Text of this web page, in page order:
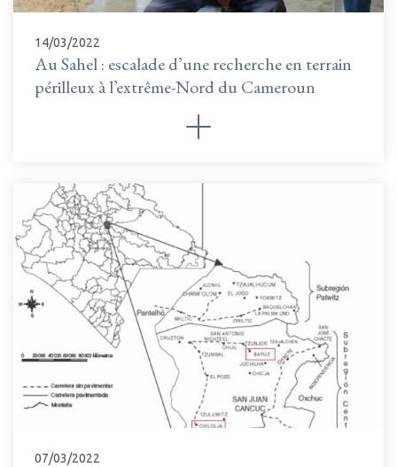
14/03/2022
Au Sahel : escalade d’une recherche en terrain
périlleux à l’extrême-Nord du Cameroun
07/03/2022